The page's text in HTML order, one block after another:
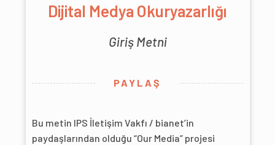
Dijital Medya Okuryazarlığı
Giriş Metni
PAYLAŞ
Bu metin IPS İletişim Vakfı / bianet’in
paydaşlarından olduğu “Our Media” projesi